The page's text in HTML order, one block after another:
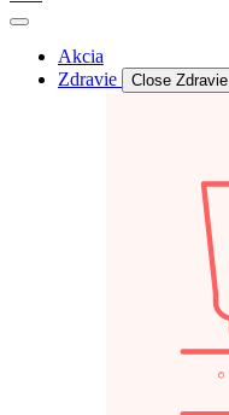
Akcia
Zdravie
Close Zdravie